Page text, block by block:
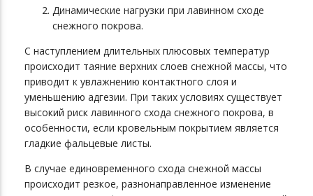
Динамические нагрузки при лавинном сходе
снежного покрова.
С наступлением длительных плюсовых температур
происходит таяние верхних слоев снежной массы, что
приводит к увлажнению контактного слоя и
уменьшению адгезии. При таких условиях существует
высокий риск лавинного схода снежного покрова, в
особенности, если кровельным покрытием является
гладкие фальцевые листы.
В случае единовременного схода снежной массы
происходит резкое, разнонаправленное изменение